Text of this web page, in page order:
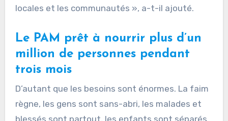
locales et les communautés », a-t-il ajouté.
Le PAM prêt à nourrir plus d’un
million de personnes pendant
trois mois
D’autant que les besoins sont énormes. La faim
règne, les gens sont sans-abri, les malades et